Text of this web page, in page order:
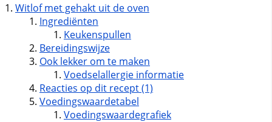
Witlof met gehakt uit de oven
Ingrediënten
Keukenspullen
Bereidingswijze
Ook lekker om te maken
Voedselallergie informatie
Reacties op dit recept (1)
Voedingswaardetabel
Voedingswaardegrafiek